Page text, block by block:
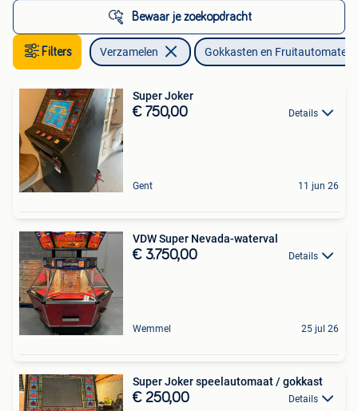
Bewaar je zoekopdracht
Filters Verzamelen Gokkasten en Fruitautomaten
Super Joker
€ 750,00 Details
Gent 11 jun 26
VDW Super Nevada-waterval
€ 3.750,00 Details
Wemmel 25 jul 26
Super Joker speelautomaat / gokkast
€ 250,00 Details